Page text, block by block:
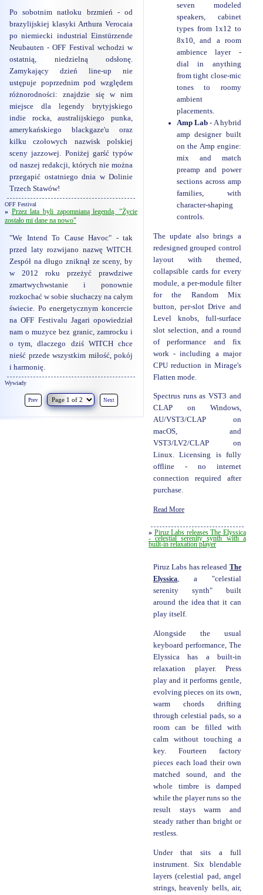
seven modeled
speakers, cabinet
types from 1x12 to
8x10, and a room
ambience layer -
dial in anything
from tight close-mic
tones to roomy
ambient
placements.
Amp Lab - A hybrid
amp designer built
on the Amp engine:
mix and match
preamp and power
sections across amp
families, with
character-shaping
controls.
The update also brings a
redesigned grouped control
layout with themed,
collapsible cards for every
module, a per-module filter
for the Random Mix
button, per-slot Drive and
Level knobs, full-surface
slot selection, and a round
of performance and fix
work - including a major
CPU reduction in Mirage's
Flatten mode.
Spectrus runs as VST3 and
CLAP on Windows,
AU/VST3/CLAP on
macOS, and
VST3/LV2/CLAP on
Linux. Licensing is fully
offline - no internet
connection required after
purchase.
Read More
» Piruz Labs releases The Elyssica
- celestial serenity synth with a
built-in relaxation player
Piruz Labs has released The
Elyssica, a "celestial
serenity synth" built
around the idea that it can
play itself.
Alongside the usual
keyboard performance, The
Elyssica has a built-in
relaxation player. Press
play and it performs gentle,
evolving pieces on its own,
warm chords drifting
through celestial pads, so a
room can be filled with
calm without touching a
key. Fourteen factory
pieces each load their own
matched sound, and the
whole timbre is damped
while the player runs so the
result stays warm and
steady rather than bright or
restless.
Under that sits a full
instrument. Six blendable
layers (celestial pad, angel
strings, heavenly bells, air,
Po sobotnim natłoku brzmień - od
brazylijskiej klasyki Arthura Verocaia
po niemiecki industrial Einstürzende
Neubauten - OFF Festival wchodzi w
ostatnią, niedzielną odsłonę.
Zamykający dzień line-up nie
ustępuje poprzednim pod względem
różnorodności: znajdzie się w nim
miejsce dla legendy brytyjskiego
indie rocka, australijskiego punka,
amerykańskiego blackgaze'u oraz
kilku czołowych nazwisk polskiej
sceny jazzowej. Poniżej garść typów
od naszej redakcji, których nie można
przegapić ostatniego dnia w Dolinie
Trzech Stawów!
OFF Festival
» Przez lata byli zapomnianą legendą. "Życie
zostało mi dane na nowo"
"We Intend To Cause Havoc" - tak
przed laty rozwijano nazwę WITCH.
Zespół na długo zniknął ze sceny, by
w 2012 roku przeżyć prawdziwe
zmartwychwstanie i ponownie
rozkochać w sobie słuchaczy na całym
świecie. Po energetycznym koncercie
na OFF Festivalu Jagari opowiedział
nam o muzyce bez granic, zamrocku i
o tym, dlaczego dziś WITCH chce
nieść przede wszystkim miłość, pokój
i harmonię.
Wywiady
Prev Next